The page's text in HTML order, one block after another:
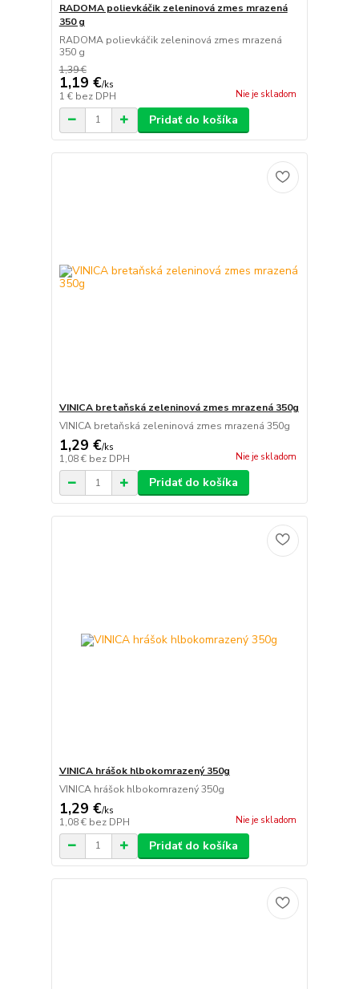
RADOMA polievkáčik zeleninová zmes mrazená
350 g
RADOMA polievkáčik zeleninová zmes mrazená
350 g
1,39 €
1,19 €/ks
1 € bez DPH Nie je skladom
Pridať do košíka
VINICA bretaňská zeleninová zmes mrazená 350g
VINICA bretaňská zeleninová zmes mrazená 350g
1,29 €/ks
1,08 € bez DPH Nie je skladom
Pridať do košíka
VINICA hrášok hlbokomrazený 350g
VINICA hrášok hlbokomrazený 350g
1,29 €/ks
1,08 € bez DPH Nie je skladom
Pridať do košíka